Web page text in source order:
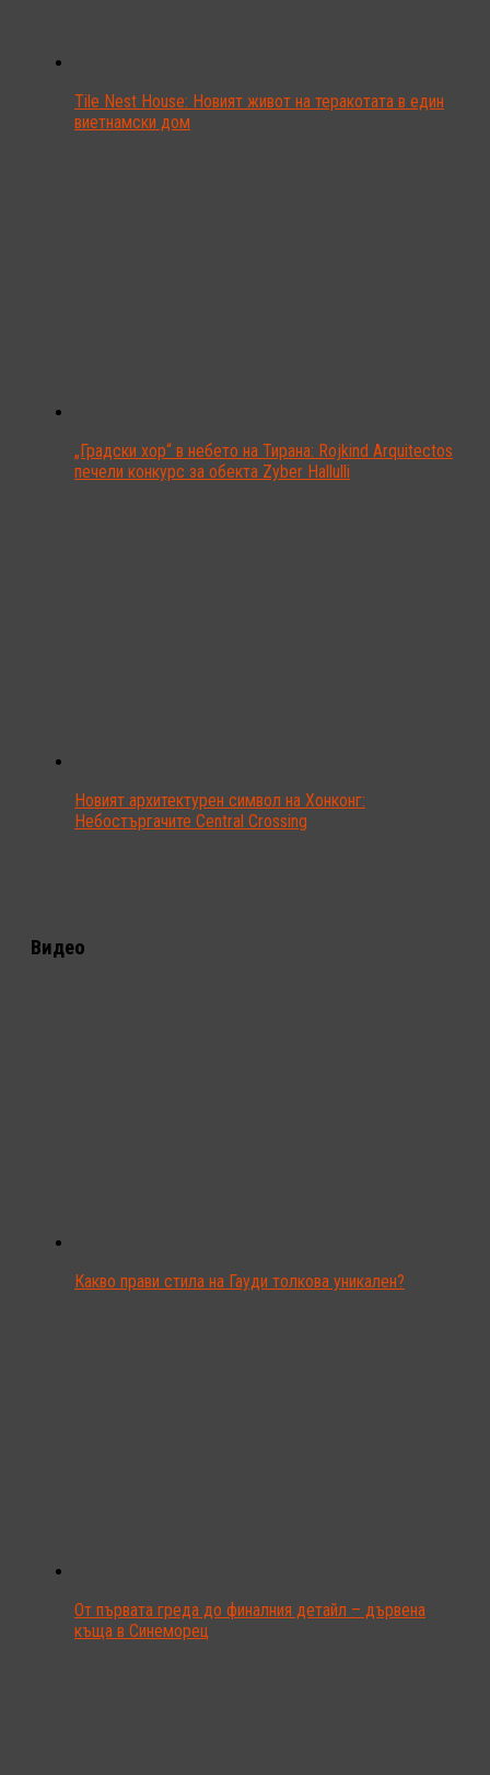
Tile Nest House: Новият живот на теракотата в един
виетнамски дом
„Градски хор“ в небето на Тирана: Rojkind Arquitectos
печели конкурс за обекта Zyber Hallulli
Новият архитектурен символ на Хонконг:
Небостъргачите Central Crossing
Видео
Какво прави стила на Гауди толкова уникален?
От първата греда до финалния детайл – дървена
къща в Синеморец